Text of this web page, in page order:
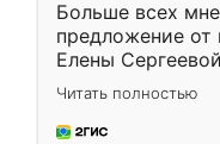
Больше всех
предложение от
Елены
короткие сроки
для замера
предложил по
Читать полностью